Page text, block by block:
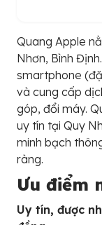
Quang Apple
Nhơn, Bình
smartphone
và cung cấp
góp, đổi máy.
uy tín tại Quy
minh bạch
ràng.
Ưu điểm
Uy tín, được